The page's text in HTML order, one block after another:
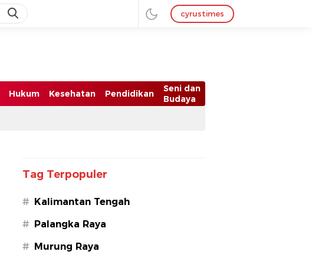
cyrustimes
Hukum Kesehatan Pendidikan
Seni dan
Budaya
Tag Terpopuler
# Kalimantan Tengah
# Palangka Raya
# Murung Raya